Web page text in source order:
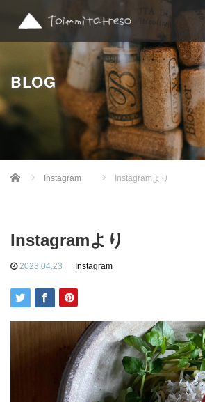
BLOG
Home Instagram Instagramより
Instagramより
2023.04.23 Instagram